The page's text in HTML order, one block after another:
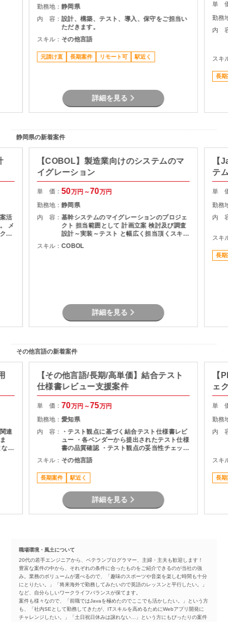
勤務地：静岡県
内 容：設計、構築、テスト、導入、保守をご担当い
ただきます。
スキル： その他言語
元請け直 長期案件 リモート可 駅近く
詳細を見る
単
勤務
内
スキ
長期
静岡県の新着案件
活
や
【COBOL】製造業向けのシステムのマ
イグレーション
単 価：50万円～70万円
勤務地：静岡県
内 容：基幹システムのマイグレーションのプロジェ
クト 担当範囲として 計画立案 検討及び調査
設計～実装～テスト と幅広く担当頂くスキル
を求められています。 業務側の別部門と連携
と取りながら推進するため、業務的な知識は
スキル：COBOL
詳細を見る
【
テ
単
勤務
内
スキ
長期
その他言語の新着案件
連
る
【その他言語/長期/高単価】結合テスト
仕様書レビュー支援案件
単 価： 70万円～75万円
勤務地：愛知県
内 容：
・テスト観点に基づく結合テスト仕様書レビ
ュー ・各ベンダーから提出されたテスト仕様
書の品質確認 ・テスト観点の妥当性チェック
・指摘事項の整理およびレビュー結果のフィ
ードバック ・プロジェクト関係者との調整・
コミュニケーション
スキル： その他言語
長期案件 駅近く
詳細を見る
【
ェ
単
勤務
内
スキ
長期
職場環境・風土について
20代の若手エンジニアから、ベテランプログラマー、主婦・主夫も歓迎します！
豊富な案件の中から、それぞれの条件に合ったものをご紹介できるのが当社の強
み。業務のボリュームが選べるので、「趣味のスポーツや音楽を楽しむ時間も十分
にとりたい。」「将来海外で勤務してみたいので英語のレッスンと平行したい。」
など、自分らしいワークライフバランスが保てます。
案件も様々なので、「前職ではJavaを極めたのでここでも活かしたい。」という方
も、「社内SEとして勤務してきたが、ITスキルを高めるためにWebアプリ開発に
チャレンジしたい。」「土日祝日休みは譲れない…」という方にもぴったりの案件